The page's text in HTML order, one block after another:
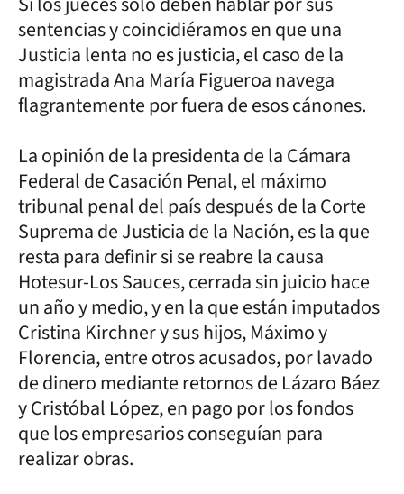
sentencias y coincidiéramos en que una
Justicia lenta no es justicia, el caso de la
magistrada Ana María Figueroa navega
flagrantemente por fuera de esos cánones.
La opinión de la presidenta de la Cámara
Federal de Casación Penal, el máximo
tribunal penal del país después de la Corte
Suprema de Justicia de la Nación, es la que
resta para definir si se reabre la causa
Hotesur-Los Sauces, cerrada sin juicio hace
un año y medio, y en la que están imputados
Cristina Kirchner y sus hijos, Máximo y
Florencia, entre otros acusados, por lavado
de dinero mediante retornos de Lázaro Báez
y Cristóbal López, en pago por los fondos
que los empresarios conseguían para
realizar obras.